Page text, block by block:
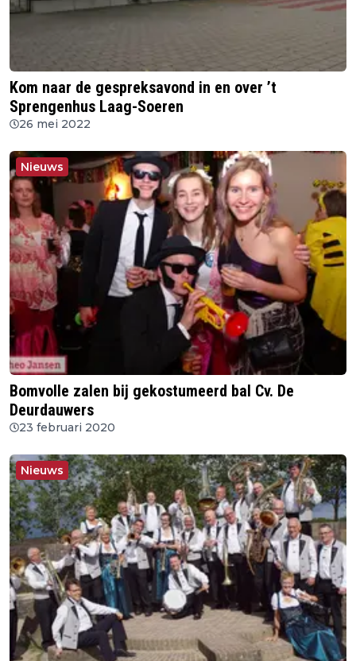
Kom naar de gespreksavond in en over ’t
Sprengenhus Laag-Soeren
26 mei 2022
Nieuws
Bomvolle zalen bij gekostumeerd bal Cv. De
Deurdauwers
23 februari 2020
Nieuws